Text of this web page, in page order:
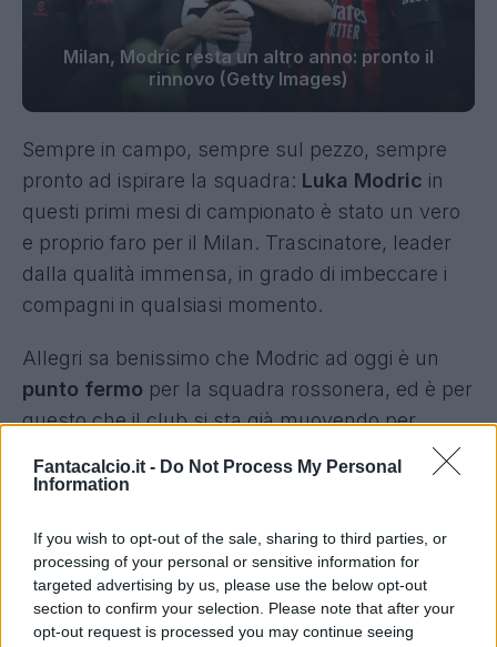
Fantacalcio.it - Do Not Process My Personal
Information
If you wish to opt-out of the sale, sharing to third parties, or
processing of your personal or sensitive information for
targeted advertising by us, please use the below opt-out
section to confirm your selection. Please note that after your
opt-out request is processed you may continue seeing
Milan, Modric resta un altro anno: pronto il
rinnovo (Getty Images)
Sempre in campo, sempre sul pezzo, sempre
pronto ad ispirare la squadra: Luka Modric in
questi primi mesi di campionato è stato un vero
e proprio faro per il Milan. Trascinatore, leader
dalla qualità immensa, in grado di imbeccare i
compagni in qualsiasi momento.
Allegri sa benissimo che Modric ad oggi è un
punto fermo per la squadra rossonera, ed è per
questo che il club si sta già muovendo per
rinnovo
Secondo quanto riportato dalla Gazzetta dello
Sport, il Milan sarebbe pronto a rinnovare il
contratto di Modric per un altro anno: la